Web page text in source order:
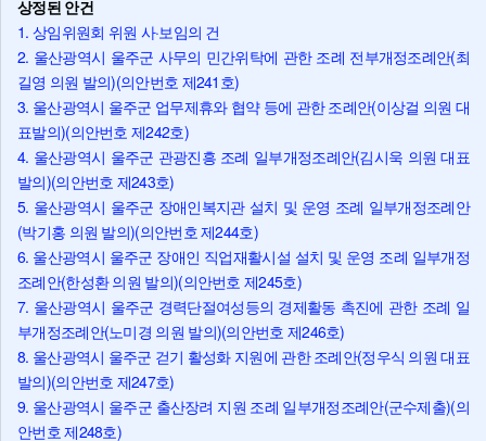
상정된 안건
1. 상임위원회 위원 사·보임의 건
2. 울산광역시 울주군 사무의 민간위탁에 관한 조례 전부개정조례안(최
길영 의원 발의)(의안번호 제241호)
3. 울산광역시 울주군 업무제휴와 협약 등에 관한 조례안(이상걸 의원 대
표발의)(의안번호 제242호)
4. 울산광역시 울주군 관광진흥 조례 일부개정조례안(김시욱 의원 대표
발의)(의안번호 제243호)
5. 울산광역시 울주군 장애인복지관 설치 및 운영 조례 일부개정조례안
(박기홍 의원 발의)(의안번호 제244호)
6. 울산광역시 울주군 장애인 직업재활시설 설치 및 운영 조례 일부개정
조례안(한성환 의원 발의)(의안번호 제245호)
7. 울산광역시 울주군 경력단절여성등의 경제활동 촉진에 관한 조례 일
부개정조례안(노미경 의원 발의)(의안번호 제246호)
8. 울산광역시 울주군 걷기 활성화 지원에 관한 조례안(정우식 의원 대표
발의)(의안번호 제247호)
9. 울산광역시 울주군 출산장려 지원 조례 일부개정조례안(군수제출)(의
안번호 제248호)